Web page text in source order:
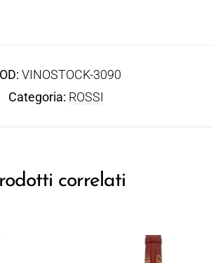
VINOSTOCK-3090
Categoria: ROSSI
correlati